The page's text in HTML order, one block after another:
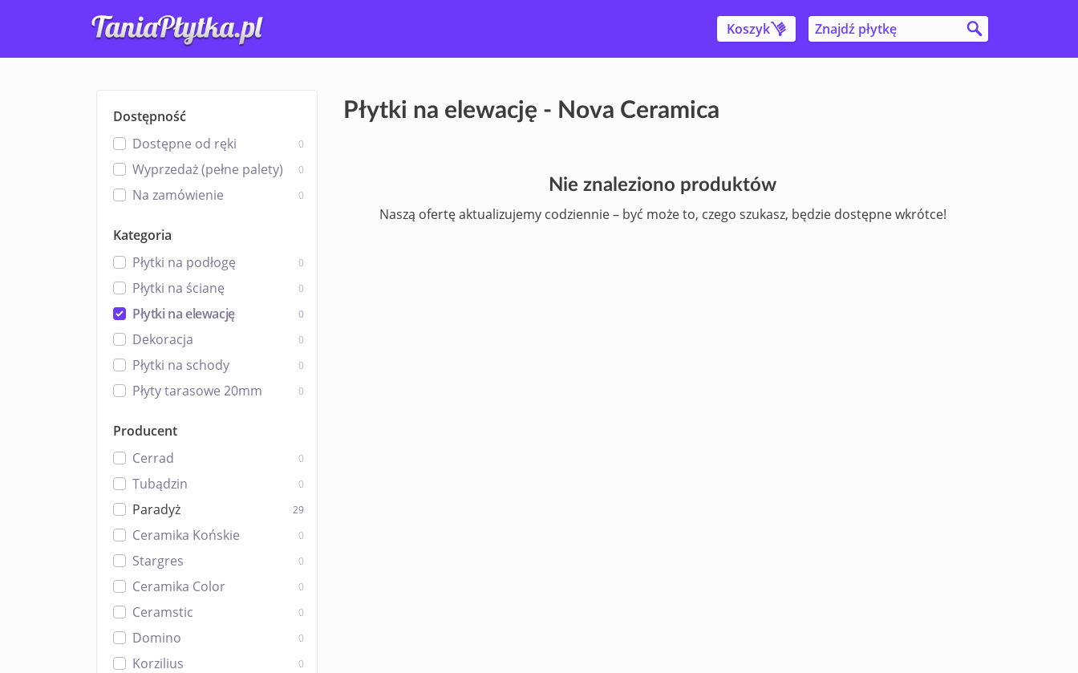
Koszyk
Dostępność
Dostępne od ręki
0
Wyprzedaż (pełne palety) 0
Na zamówienie 0
Kategoria
Płytki na podłogę
0
Płytki na ścianę 0
Płytki na elewację 0
Dekoracja 0
Płytki na schody 0
Płyty tarasowe 20mm 0
Producent
Cerrad
0
Tubądzin 0
Paradyż 29
Ceramika Końskie 0
Stargres 0
Ceramika Color 0
Ceramstic 0
Domino 0
Korzilius 0
Płytki na elewację - Nova Ceramica
Nie znaleziono produktów
Naszą ofertę aktualizujemy codziennie – być może to, czego szukasz, będzie dostępne wkrótce!